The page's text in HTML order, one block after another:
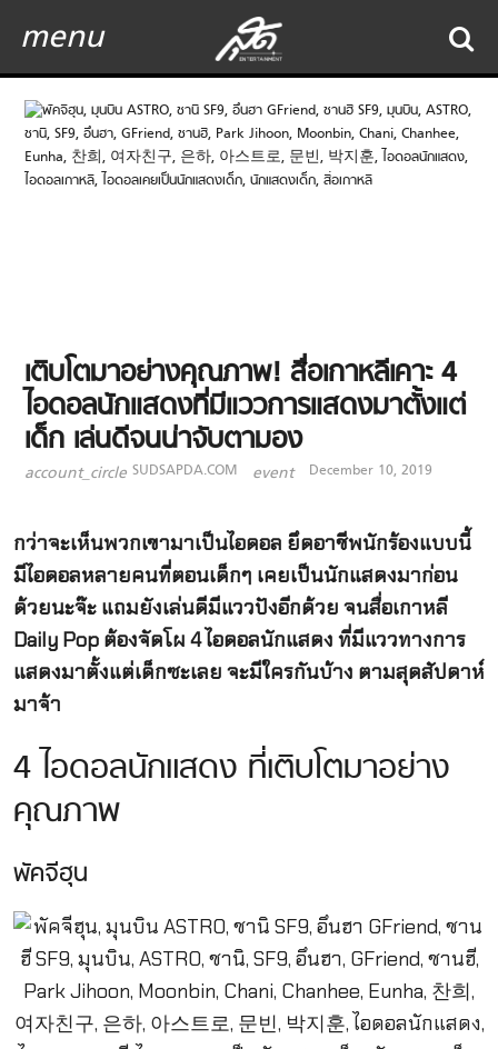
menu
เติบโตมาอย่างคุณภาพ! สื่อเกาหลีเคาะ 4
ไอดอลนักแสดงที่มีแววการแสดงมาตั้งแต่
เด็ก เล่นดีจนน่าจับตามอง
account_circle SUDSAPDA.COM event December 10, 2019
กว่าจะเห็นพวกเขามาเป็นไอดอล ยึดอาชีพนักร้องแบบนี้
มีไอดอลหลายคนที่ตอนเด็กๆ เคยเป็นนักแสดงมาก่อน
ด้วยนะจ๊ะ แถมยังเล่นดีมีแววปังอีกด้วย จนสื่อเกาหลี
Daily Pop ต้องจัดโผ 4 ไอดอลนักแสดง ที่มีแววทางการ
แสดงมาตั้งแต่เด็กซะเลย จะมีใครกันบ้าง ตามสุดสัปดาห์
มาจ้า
4 ไอดอลนักแสดง ที่เติบโตมาอย่าง
คุณภาพ
พัคจีฮุน